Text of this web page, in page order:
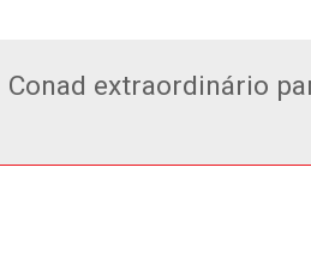
extraordinário